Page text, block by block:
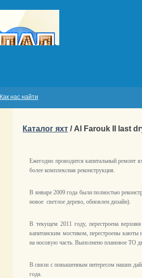
Как нас найти
Каталог яхт / Al Farouk II last
Ежегодно проводится капитальный ремонт
более комплексная реконструкция.
В январе 2009 года были полностью
новое светлое дерево, обновлен дизайн).
В текущем 2011 году, перестроена
капитанским мостиком, перестроены каюты
на носовую часть. Выполнено плановое ТО
В связи с повышенным интересом наших
года.